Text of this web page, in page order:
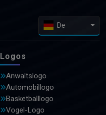
De
Logos
Anwaltslogo
Automobillogo
Basketballlogo
Vogel-Logo